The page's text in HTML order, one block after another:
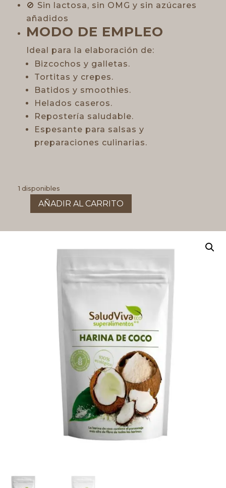
🚫 Sin lactosa, sin OMG y sin azúcares
añadidos
MODO DE EMPLEO
Ideal para la elaboración de:
Bizcochos y galletas.
Tortitas y crepes.
Batidos y smoothies.
Helados caseros.
Repostería saludable.
Espesante para salsas y
preparaciones culinarias.
1 disponibles
HARINA
COCO
AÑADIR AL CARRITO